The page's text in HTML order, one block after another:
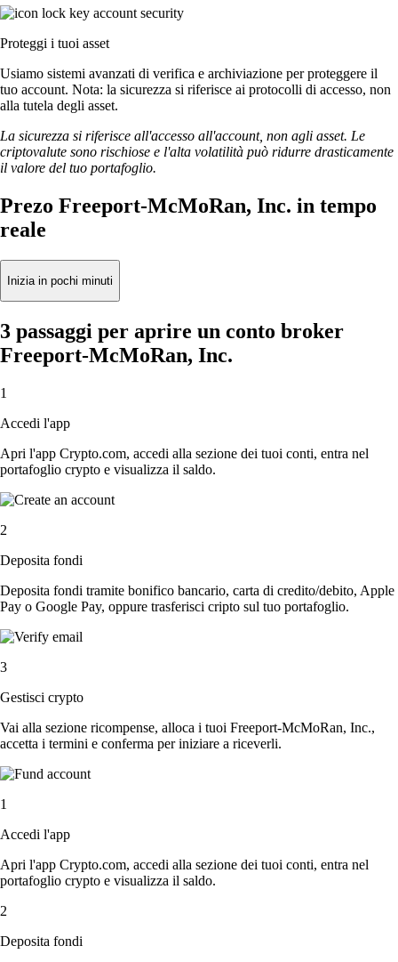
Proteggi i tuoi asset
Usiamo sistemi avanzati di verifica e archiviazione per proteggere il
tuo account. Nota: la sicurezza si riferisce ai protocolli di accesso, non
alla tutela degli asset.
La sicurezza si riferisce all'accesso all'account, non agli asset. Le
criptovalute sono rischiose e l'alta volatilità può ridurre drasticamente
il valore del tuo portafoglio.
Prezo Freeport-McMoRan, Inc. in tempo
reale
Inizia in pochi minuti
3 passaggi per aprire un conto broker
Freeport-McMoRan, Inc.
1
Accedi l'app
Apri l'app Crypto.com, accedi alla sezione dei tuoi conti, entra nel
portafoglio crypto e visualizza il saldo.
2
Deposita fondi
Deposita fondi tramite bonifico bancario, carta di credito/debito, Apple
Pay o Google Pay, oppure trasferisci cripto sul tuo portafoglio.
3
Gestisci crypto
Vai alla sezione ricompense, alloca i tuoi Freeport-McMoRan, Inc.,
accetta i termini e conferma per iniziare a riceverli.
1
Accedi l'app
Apri l'app Crypto.com, accedi alla sezione dei tuoi conti, entra nel
portafoglio crypto e visualizza il saldo.
2
Deposita fondi